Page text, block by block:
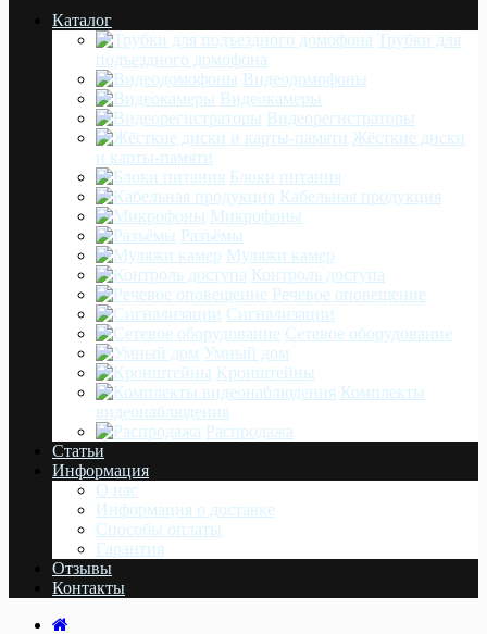
Каталог
Трубки для
подъездного домофона
Видеодомофоны
Видеокамеры
Видеорегистраторы
Жёсткие диски
и карты-памяти
Блоки питания
Кабельная продукция
Микрофоны
Разъёмы
Муляжи камер
Контроль доступа
Речевое оповещение
Сигнализации
Сетевое оборудование
Умный дом
Кронштейны
Комплекты
видеонаблюдения
Распродажа
Статьи
Информация
О нас
Информация о доставке
Cпособы оплаты
Гарантия
Отзывы
Контакты